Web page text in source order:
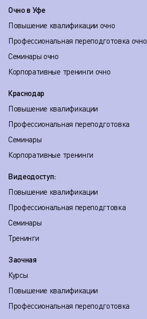
Очно в Уфе
Повышение квалификации очно
Профессиональная переподготовка очно
Семинары очно
Корпоративные тренинги очно
Краснодар
Повышение квалификации
Профессиональная переподготовка
Семинары
Корпоративные тренинги
Видеодоступ:
Повышение квалификации
Профессиональная переподгтовка
Семинары
Тренинги
Заочная
Курсы
Повышение квалификации
Профессиональная переподготовка